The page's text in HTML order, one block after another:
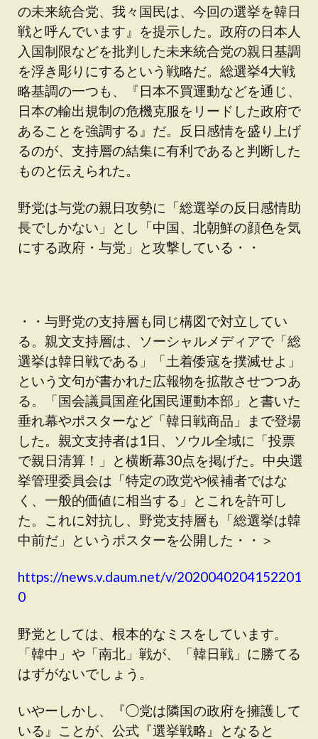
の未来統合党、我々国民は、今回の選挙を韓日
戦と呼んでいます』を提示した。政府の日本人
入国制限などを批判した未来統合党の親日基調
を浮き彫りにするという戦略だ。総選挙4大戦
略基調の一つも、『日本不買運動などを通じ、
日本の輸出規制の危機克服をリードした政府で
あることを強調する』だ。反日感情を盛り上げ
るのが、支持層の結集に有利であると判断した
ものと伝えられた。
野党は与党の親日攻勢に「総選挙の反日感情助
長でしかない」とし「中国、北朝鮮の顔色を気
にする政府・与党」と攻撃している・・
・・与野党の支持層も同じ構図で対立してい
る。親文支持層は、ソーシャルメディアで「総
選挙は韓日戦である」「土着倭寇を撲滅せよ」
という文句が書かれた広報物を拡散させつつあ
る。「国会議員国産化国民運動本部」と書いた
垂れ幕やポスターなど「韓日戦商品」まで登場
した。親文支持者は1日、ソウル全域に「投票
で親日清算！」と横断幕30点を掲げた。中央選
挙管理委員会は「特定の政党や候補者ではな
く、一般的価値に相当する」とこれを許可し
た。これに対抗し、野党支持層も「総選挙は韓
中前だ」というポスターを公開した・・＞
https://news.v.daum.net/v/2020040204152201
0
野党としては、根本的なミスをしています。
「韓中」や「南北」戦が、「韓日戦」に勝てる
はずがないでしょう。
いやーしかし、『◯党は隣国の政府を擁護して
いる』ことが、公式『選挙戦略』となると